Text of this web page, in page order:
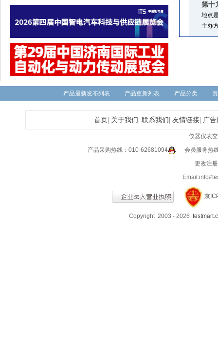
第十
地点
主办
产品最新发布列表 产品更新列表 产品分类
首页 关于我们 联系我们 友情链接| 广告
仪器仪表
产品采购热线：010-62681094
会员服务热
更改注
京
Copyright 2003 - 2026